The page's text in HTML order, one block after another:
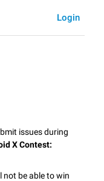
Login
issues during
X Contest:
not be able to win